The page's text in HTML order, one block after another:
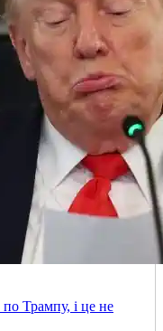
Трампу, і це не